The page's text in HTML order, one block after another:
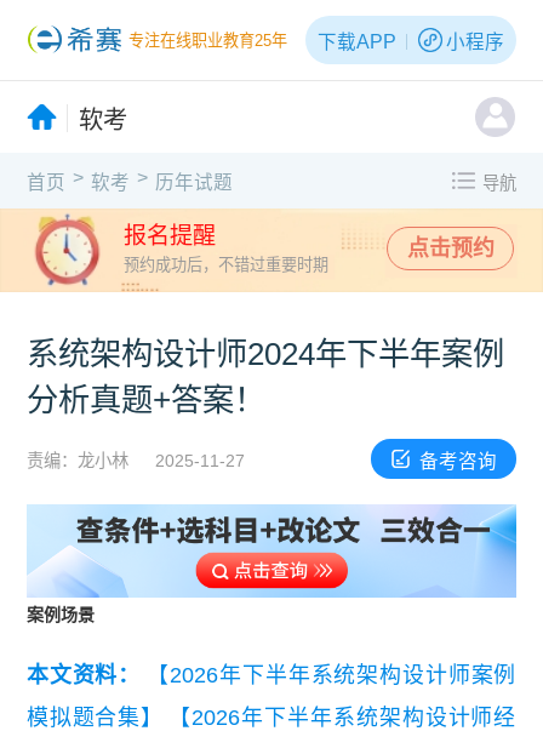
专注在线职业教育25年 下载APP 小程序
软考
首页 > 软考 > 历年试题 导航
报名提醒
预约成功后，不错过重要时期
点击预约
系统架构设计师2024年下半年案例
分析真题+答案！
责编：龙小林 2025-11-27 备考咨询
案例场景
本文资料：
【2026年下半年系统架构设计师案例
模拟题合集】
【2026年下半年系统架构设计师经